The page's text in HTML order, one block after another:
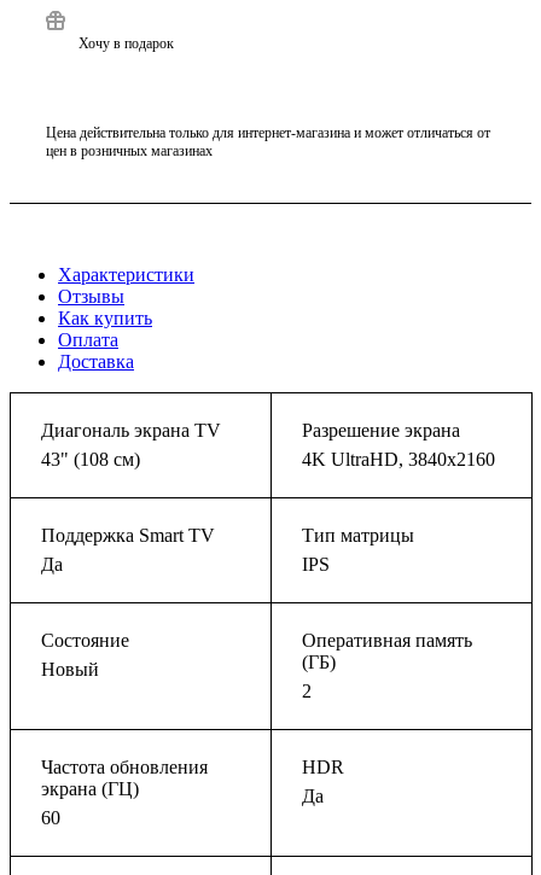
Хочу в подарок
Цена действительна только для интернет-магазина и может отличаться от
цен в розничных магазинах
Характеристики
Отзывы
Как купить
Оплата
Доставка
Диагональ экрана TV
43" (108 см)
Разрешение экрана
4K UltraHD, 3840x2160
Поддержка Smart TV
Да
Тип матрицы
IPS
Состояние
Новый
Оперативная память
(ГБ)
2
Частота обновления
экрана (ГЦ)
60
HDR
Да